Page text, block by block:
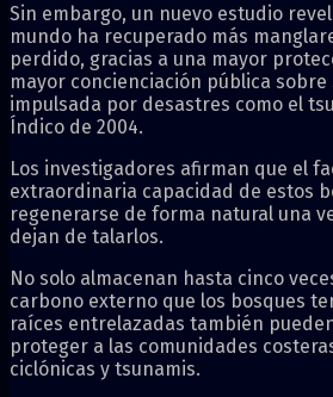
Sin embargo, un nuevo estudio
mundo ha recuperado más
perdido, gracias a una mayor
mayor concienciación pública
impulsada por desastres como el
Índico de 2004.
Los investigadores afirman que el
extraordinaria capacidad de estos
regenerarse de forma natural una
dejan de talarlos.
No solo almacenan hasta cinco
carbono externo que los bosques
raíces entrelazadas también
proteger a las comunidades
ciclónicas y tsunamis.